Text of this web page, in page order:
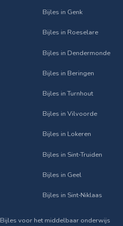
Bijles in Genk
Bijles in Roeselare
Bijles in Dendermonde
Bijles in Beringen
Bijles in Turnhout
Bijles in Vilvoorde
Bijles in Lokeren
Bijles in Sint‑Truiden
Bijles in Geel
Bijles in Sint‑Niklaas
Bijles voor het middelbaar onderwijs